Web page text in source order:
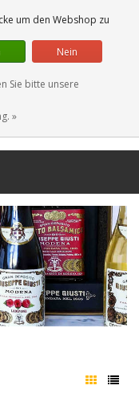
0 Artikel
um den Webshop zu
Nein
Sie bitte unsere
»